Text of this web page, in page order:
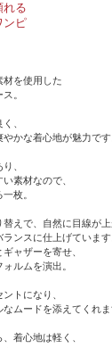
れる
ンピ
を使用した
。
、
かな着心地が魅力です
、
素材なので、
枚。
えで、自然に目線が上
ンスに仕上げています
ャザーを寄せ、
ルムを演出。
トになり、
ムードを添えてくれま
着心地は軽く、